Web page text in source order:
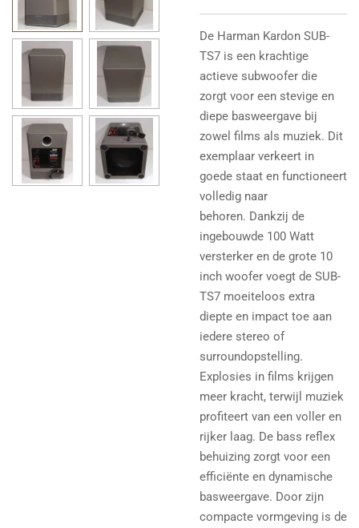
De Harman Kardon SUB-
TS7 is een krachtige
actieve subwoofer die
zorgt voor een stevige en
diepe basweergave bij
zowel films als muziek. Dit
exemplaar verkeert in
goede staat en functioneert
volledig naar
behoren. Dankzij de
ingebouwde 100 Watt
versterker en de grote 10
inch woofer voegt de SUB-
TS7 moeiteloos extra
diepte en impact toe aan
iedere stereo of
surroundopstelling.
Explosies in films krijgen
meer kracht, terwijl muziek
profiteert van een voller en
rijker laag. De bass reflex
behuizing zorgt voor een
efficiënte en dynamische
basweergave. Door zijn
compacte vormgeving is de